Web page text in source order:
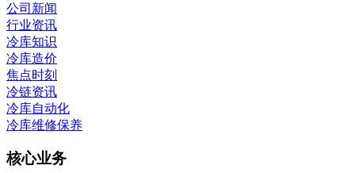
公司新闻
行业资讯
冷库知识
冷库造价
焦点时刻
冷链资讯
冷库自动化
冷库维修保养
核心业务